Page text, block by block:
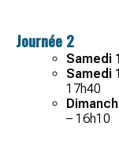
Journée 2
Samedi
Samedi
17h40
– 16h10